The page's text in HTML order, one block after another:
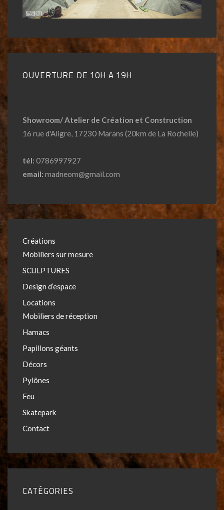
OUVERTURE DE 10H A 19H
Showroom/ Atelier de Création et Construction
16 rue d'Aligre, 17230 Marans (20km de La Rochelle)
tél: 0786997927
email: madneom@gmail.com
Créations
Mobiliers sur mesure
SCULPTURES
Design d’espace
Locations
Mobiliers de réception
Hamacs
Papillons géants
Décors
Pylônes
Feu
Skatepark
Contact
CATÉGORIES